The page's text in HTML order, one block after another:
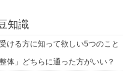
知識
ける方に知って欲しい5つのこと
体」どちらに通った方がいい？